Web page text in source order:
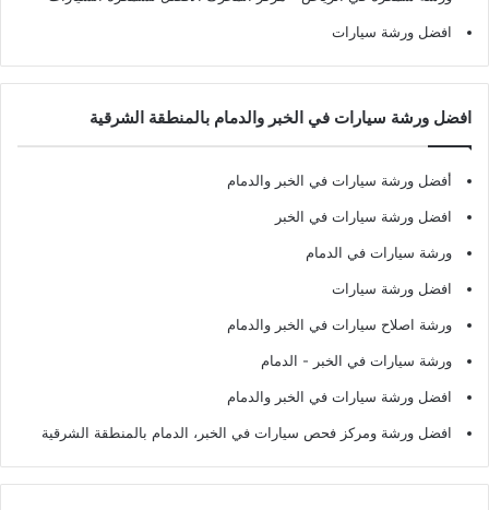
افضل ورشة سيارات
افضل ورشة سيارات في الخبر والدمام بالمنطقة الشرقية
أفضل ورشة سيارات في الخبر والدمام
افضل ورشة سيارات في الخبر
ورشة سيارات في الدمام
افضل ورشة سيارات
ورشة اصلاح سيارات في الخبر والدمام
ورشة سيارات في الخبر - الدمام
افضل ورشة سيارات في الخبر والدمام
افضل ورشة ومركز فحص سيارات في الخبر، الدمام بالمنطقة الشرقية